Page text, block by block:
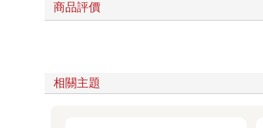
商品評價
相關主題